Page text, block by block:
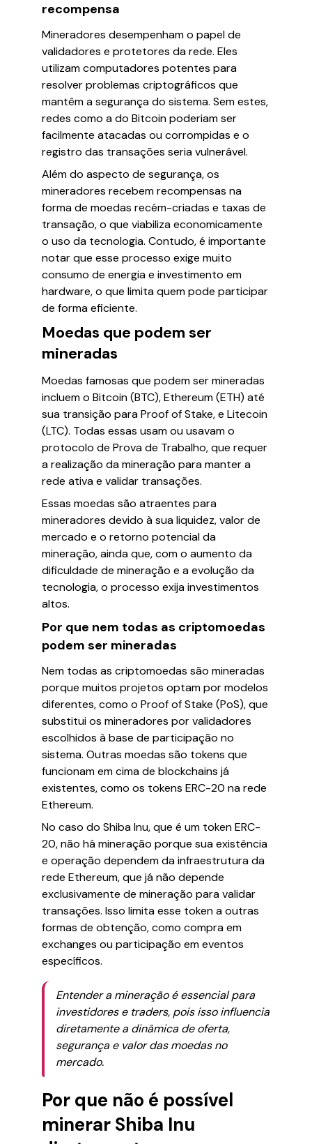
recompensa
Mineradores desempenham o papel de
validadores e protetores da rede. Eles
utilizam computadores potentes para
resolver problemas criptográficos que
mantêm a segurança do sistema. Sem estes,
redes como a do Bitcoin poderiam ser
facilmente atacadas ou corrompidas e o
registro das transações seria vulnerável.
Além do aspecto de segurança, os
mineradores recebem recompensas na
forma de moedas recém-criadas e taxas de
transação, o que viabiliza economicamente
o uso da tecnologia. Contudo, é importante
notar que esse processo exige muito
consumo de energia e investimento em
hardware, o que limita quem pode participar
de forma eficiente.
Moedas que podem ser
mineradas
Moedas famosas que podem ser mineradas
incluem o Bitcoin (BTC), Ethereum (ETH) até
sua transição para Proof of Stake, e Litecoin
(LTC). Todas essas usam ou usavam o
protocolo de Prova de Trabalho, que requer
a realização da mineração para manter a
rede ativa e validar transações.
Essas moedas são atraentes para
mineradores devido à sua liquidez, valor de
mercado e o retorno potencial da
mineração, ainda que, com o aumento da
dificuldade de mineração e a evolução da
tecnologia, o processo exija investimentos
altos.
Por que nem todas as criptomoedas
podem ser mineradas
Nem todas as criptomoedas são mineradas
porque muitos projetos optam por modelos
diferentes, como o Proof of Stake (PoS), que
substitui os mineradores por validadores
escolhidos à base de participação no
sistema. Outras moedas são tokens que
funcionam em cima de blockchains já
existentes, como os tokens ERC-20 na rede
Ethereum.
No caso do Shiba Inu, que é um token ERC-
20, não há mineração porque sua existência
e operação dependem da infraestrutura da
rede Ethereum, que já não depende
exclusivamente de mineração para validar
transações. Isso limita esse token a outras
formas de obtenção, como compra em
exchanges ou participação em eventos
específicos.
Entender a mineração é essencial para
investidores e traders, pois isso influencia
diretamente a dinâmica de oferta,
segurança e valor das moedas no
mercado.
Por que não é possível
minerar Shiba Inu